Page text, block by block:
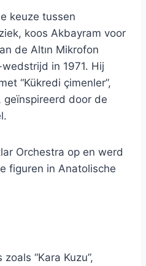
keuze tussen
koos Akbayram voor
de Altın Mikrofon
in 1971. Hij
“Kükredi çimenler”,
geïnspireerd door de
Orchestra op en werd
figuren in Anatolische
“Kara Kuzu”,